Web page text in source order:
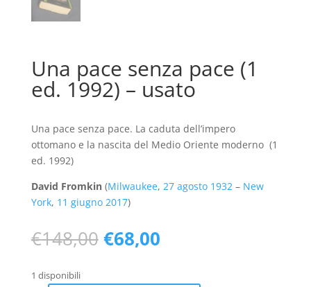
Una pace senza pace (1
ed. 1992) – usato
Una pace senza pace. La caduta dell’impero
ottomano e la nascita del Medio Oriente moderno (1
ed. 1992)
David Fromkin(Milwaukee, 27 agosto 1932– New
York, 11 giugno 2017)
€148,00 Il
prezzo
€68,00Il
1 disponibili